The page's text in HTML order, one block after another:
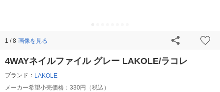
1 / 8 画像を見る
4WAYネイルファイル グレー LAKOLE/ラコレ
ブランド： LAKOLE
メーカー希望小売価格： 330円（税込）